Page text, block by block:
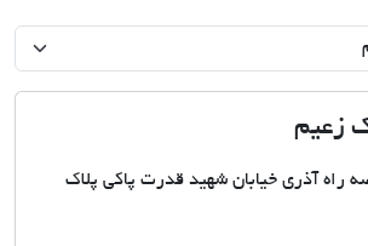
زعیم
راه آذری خیابان شهید قدرت پاکی پلاک